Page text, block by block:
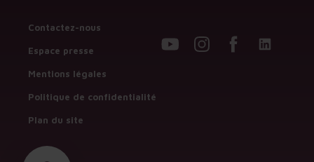
Contactez-nous
Espace presse
Mentions légales
Politique de confidentialité
Plan du site